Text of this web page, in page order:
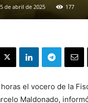
5 de abril de 2025 177
el vocero de la
Maldonado,